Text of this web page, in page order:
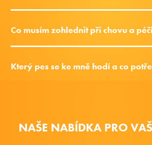
Co musím zohlednit při chovu a
Který pes se ke mně hodí a co
NAŠE NABÍDKA PRO